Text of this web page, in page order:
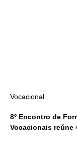
Vocacional
8º Encontro de
Vocacionais reúne